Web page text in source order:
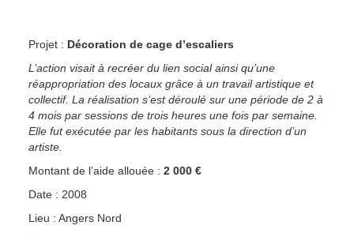
Projet : Décoration de cage d’escaliers
L’action visait à recréer du lien social ainsi qu’une
réappropriation des locaux grâce à un travail artistique et
collectif. La réalisation s’est déroulé sur une période de 2 à
4 mois par sessions de trois heures une fois par semaine.
Elle fut exécutée par les habitants sous la direction d’un
artiste.
Montant de l’aide allouée : 2 000 €
Date : 2008
Lieu : Angers Nord